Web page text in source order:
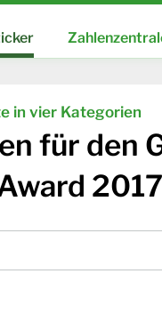
in vier Kategorien
für den
2017